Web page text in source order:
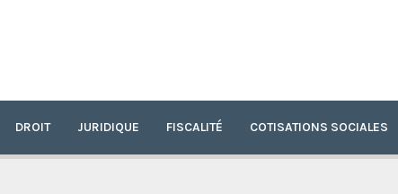
DROIT JURIDIQUE FISCALITÉ COTISATIONS SOCIALES